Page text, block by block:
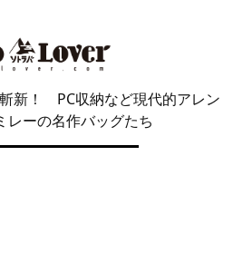
新！ PC収納など現代的アレン
レーの名作バッグたち